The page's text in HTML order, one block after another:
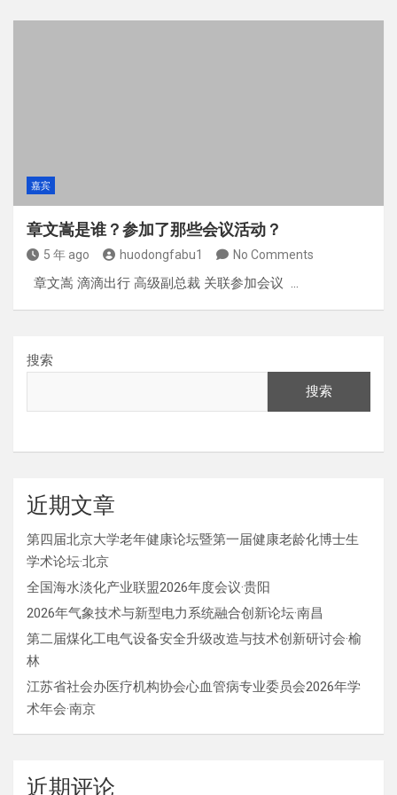
嘉宾
章文嵩是谁？参加了那些会议活动？
5 年 ago huodongfabu1 No Comments
章文嵩 滴滴出行 高级副总裁 关联参加会议 …
搜索
搜索
近期文章
第四届北京大学老年健康论坛暨第一届健康老龄化博士生
学术论坛·北京
全国海水淡化产业联盟2026年度会议·贵阳
2026年气象技术与新型电力系统融合创新论坛·南昌
第二届煤化工电气设备安全升级改造与技术创新研讨会·榆
林
江苏省社会办医疗机构协会心血管病专业委员会2026年学
术年会·南京
近期评论